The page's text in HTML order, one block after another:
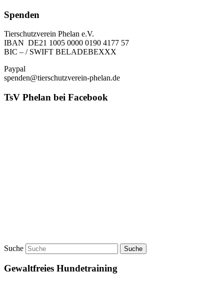
Spenden
Tierschutzverein Phelan e.V.
IBAN DE21 1005 0000 0190 4177 57
BIC – / SWIFT BELADEBEXXX
Paypal
spenden@tierschutzverein-phelan.de
TsV Phelan bei Facebook
Suche
Gewaltfreies Hundetraining